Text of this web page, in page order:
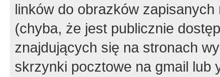
linków do obrazków
(chyba, że jest publicznie
znajdujących się na stronach
skrzynki pocztowe na gmail lub